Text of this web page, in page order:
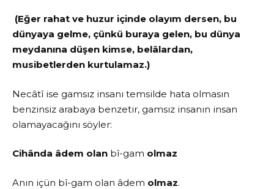
(Eğer rahat ve huzur içinde olayım dersen, bu
dünyaya gelme, çünkü buraya gelen, bu dünya
meydanına düşen kimse, belâlardan,
musibetlerden kurtulamaz.)
Necâtî ise gamsız insanı temsilde hata olmasın
benzinsiz arabaya benzetir, gamsız insanın insan
olamayacağını söyler:
Cihânda âdem olan bî-gam olmaz
Anın içün bî-gam olan âdem olmaz.